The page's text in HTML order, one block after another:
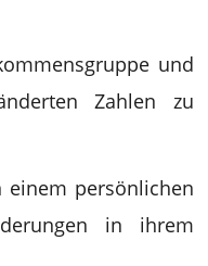
und
Zahlen zu
persönlichen
in ihrem